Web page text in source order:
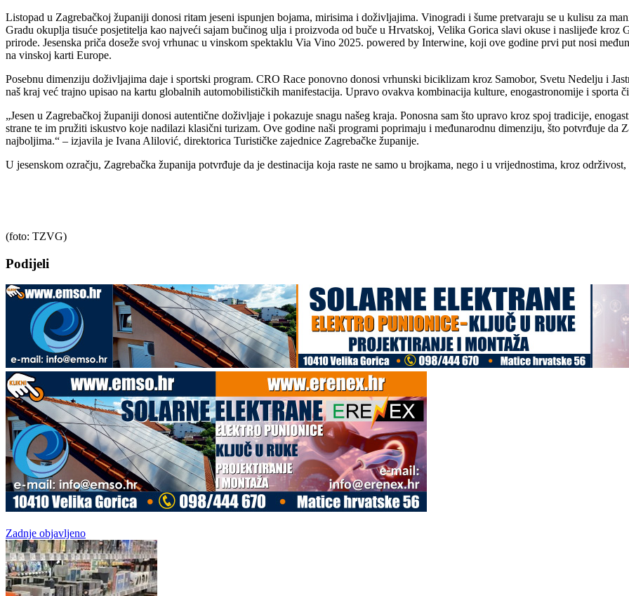
Listopad u Zagrebačkoj županiji donosi ritam jeseni ispunjen bojama, mirisima i doživljajima. Vinogradi i šume pretvaraju se u kulisu za
Gradu okuplja tisuće posjetitelja kao najveći sajam bučinog ulja i proizvoda od buče u Hrvatskoj, Velika Gorica slavi okuse i naslijeđe
prirode. Jesenska priča doseže svoj vrhunac u vinskom spektaklu Via Vino 2025. powered by Interwine, koji ove godine prvi put nosi
na vinskoj karti Europe.
Posebnu dimenziju doživljajima daje i sportski program. CRO Race ponovno donosi vrhunski biciklizam kroz Samobor, Svetu Nedelju i
naš kraj već trajno upisao na kartu globalnih automobilističkih manifestacija. Upravo ovakva kombinacija kulture, enogastronomije i sporta
„Jesen u Zagrebačkoj županiji donosi autentične doživljaje i pokazuje snagu našeg kraja. Ponosna sam što upravo kroz spoj tradicije,
strane te im pružiti iskustvo koje nadilazi klasični turizam. Ove godine naši programi poprimaju i međunarodnu dimenziju, što potvrđuje da
najboljima.“ – izjavila je Ivana Alilović, direktorica Turističke zajednice Zagrebačke županije.
U jesenskom ozračju, Zagrebačka županija potvrđuje da je destinacija koja raste ne samo u brojkama, nego i u vrijednostima, kroz
(foto: TZVG)
Podijeli
Zadnje objavljeno